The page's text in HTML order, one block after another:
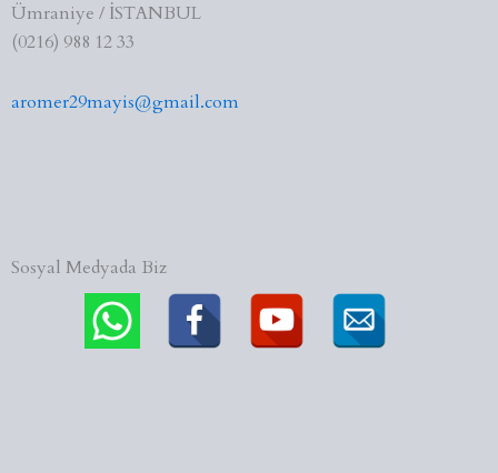
Ümraniye / İSTANBUL
(0216) 988 12 33
aromer29mayis@gmail.com
Sosyal Medyada Biz